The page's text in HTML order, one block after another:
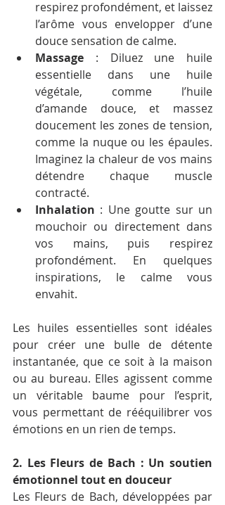
respirez profondément, et laissez
l’arôme vous envelopper d’une
douce sensation de calme.
Massage : Diluez une huile
essentielle dans une huile
végétale, comme l’huile
d’amande douce, et massez
doucement les zones de tension,
comme la nuque ou les épaules.
Imaginez la chaleur de vos mains
détendre chaque muscle
contracté.
Inhalation : Une goutte sur un
mouchoir ou directement dans
vos mains, puis respirez
profondément. En quelques
inspirations, le calme vous
envahit.
Les huiles essentielles sont idéales
pour créer une bulle de détente
instantanée, que ce soit à la maison
ou au bureau. Elles agissent comme
un véritable baume pour l’esprit,
vous permettant de rééquilibrer vos
émotions en un rien de temps.
2. Les Fleurs de Bach : Un soutien
émotionnel tout en douceur
Les Fleurs de Bach, développées par